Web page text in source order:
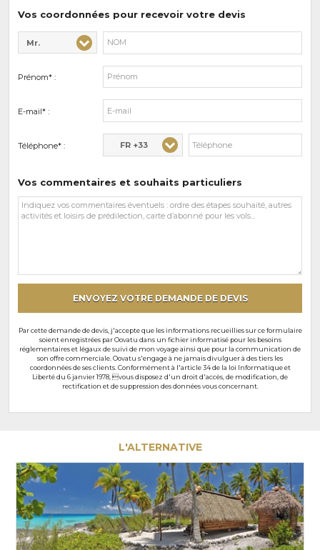
Vos coordonnées pour recevoir votre devis
Civilité* :
Mr.
Nom* :
Prénom* :
E-mail* :
Téléphone* : FR +33
Vos commentaires et souhaits particuliers
Vos
commentaires
ENVOYEZ VOTRE DEMANDE DE DEVIS
Par cette demande de devis, j'accepte que les informations recueillies sur ce formulaire
soient enregistrées par Oovatu dans un fichier informatisé pour les besoins
réglementaires et légaux de suivi de mon voyage ainsi que pour la communication de
son offre commerciale. Oovatu s'engage à ne jamais divulguer à des tiers les
coordonnées de ses clients. Conformément à l'article 34 de la loi Informatique et
Liberté du 6 janvier 1978, vous disposez d'un droit d'accès, de modification, de
rectification et de suppression des données vous concernant.
L'ALTERNATIVE